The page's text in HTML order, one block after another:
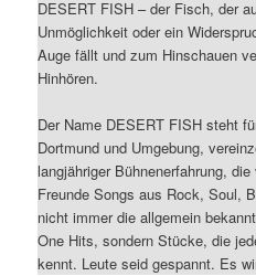
DESERT FISH – der Fisch, der
Unmöglichkeit oder ein
Auge fällt und zum Hinschauen
Hinhören.
Der Name DESERT FISH steht
Dortmund und Umgebung,
langjähriger Bühnenerfahrung,
Freunde Songs aus Rock, Soul,
nicht immer die allgemein
One Hits, sondern Stücke, die
kennt. Leute seid gespannt. Es